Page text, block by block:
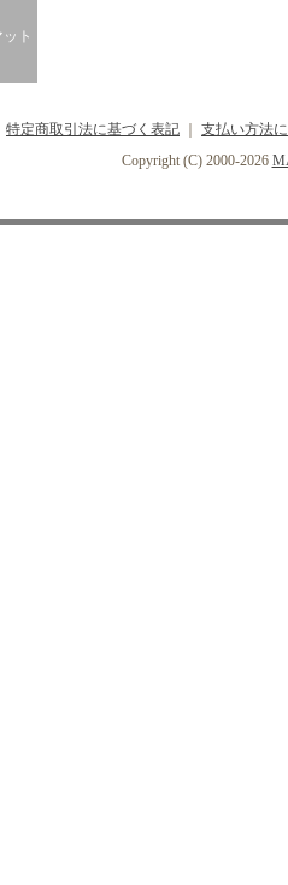
ト
特定商取引法に基づく表記
支払い方法
Copyright (C) 2000-2026